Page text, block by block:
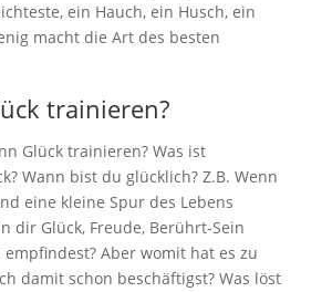
ein Hauch, ein Husch, ein
macht die Art des besten
trainieren?
Glück trainieren? Was ist
Wann bist du glücklich? Z.B. Wenn
eine kleine Spur des Lebens
dir Glück, Freude, Berührt-Sein
empfindest? Aber womit hat es zu
damit schon beschäftigst? Was löst